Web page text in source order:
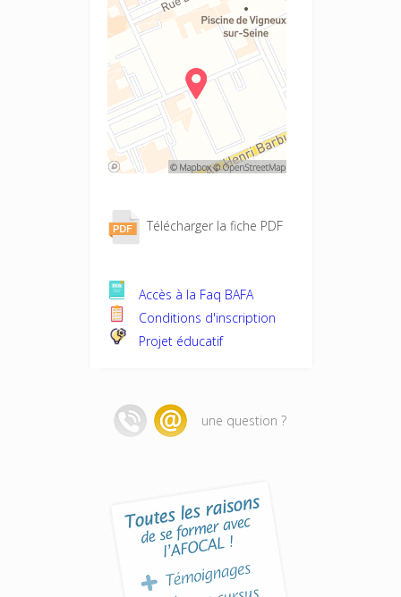
Télécharger la fiche PDF
Accès à la Faq BAFA
Conditions d'inscription
Projet éducatif
une question ?